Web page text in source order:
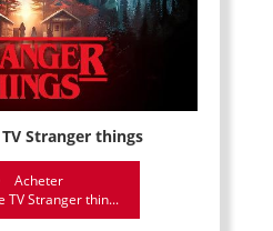
Stranger things
Acheter
TV Stranger thin...